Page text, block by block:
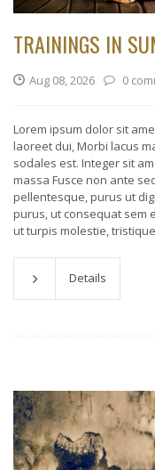
TRAININGS IN
Aug 08, 2026 0
Lorem ipsum dolor sit
laoreet dui, Morbi lacus
sodales est. Integer sit
massa Fusce non ante
pellentesque, purus ut
purus, ut consequat sem
ut turpis molestie,
Details